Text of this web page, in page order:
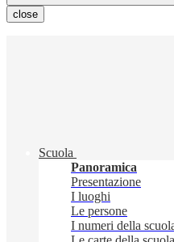
close
Scuola
Panoramica
Presentazione
I luoghi
Le persone
I numeri della